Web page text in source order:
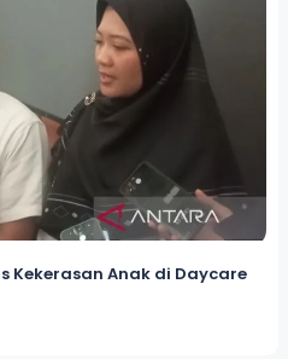
Kekerasan Anak di Daycare